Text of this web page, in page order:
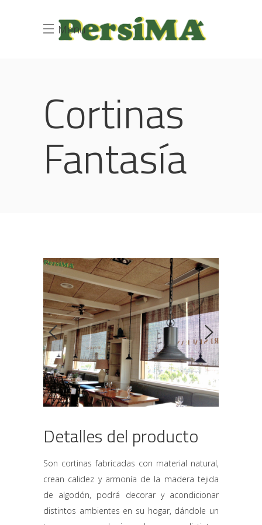
Menu
Cortinas
Fantasía
Detalles del producto
Son cortinas fabricadas con material natural,
crean calidez y armonía de la madera tejida
de algodón, podrá decorar y acondicionar
distintos ambientes en su hogar, dándole un